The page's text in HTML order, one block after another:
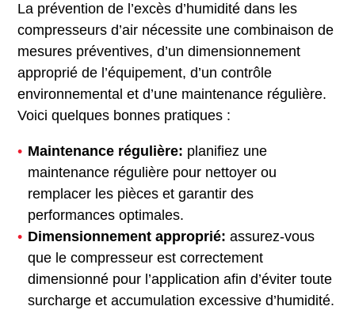
La prévention de l’excès d’humidité dans les
compresseurs d’air nécessite une combinaison de
mesures préventives, d’un dimensionnement
approprié de l’équipement, d’un contrôle
environnemental et d’une maintenance régulière.
Voici quelques bonnes pratiques :
Maintenance régulière: planifiez une
maintenance régulière pour nettoyer ou
remplacer les pièces et garantir des
performances optimales.
Dimensionnement approprié: assurez-vous
que le compresseur est correctement
dimensionné pour l’application afin d’éviter toute
surcharge et accumulation excessive d’humidité.